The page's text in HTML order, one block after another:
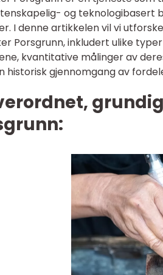
og teknologibasert
I denne artikkelen vil vi
Porsgrunn, inkludert ulike
kvantitative målinger av
historisk gjennomgang av